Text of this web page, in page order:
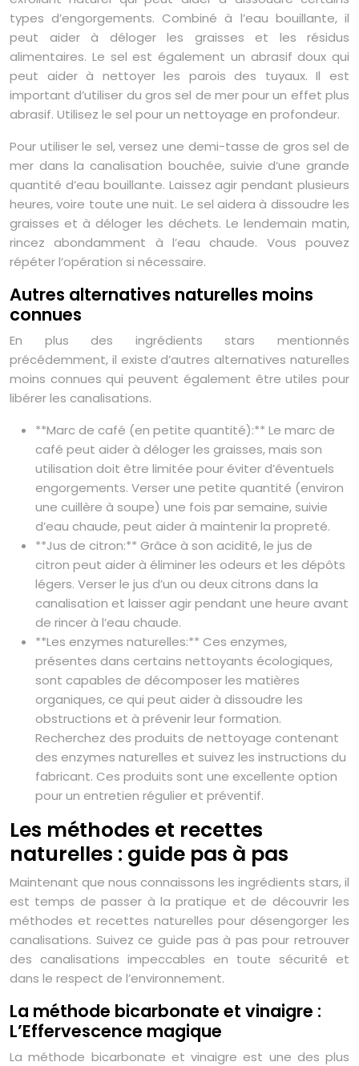
types d’engorgements. Combiné à l’eau bouillante, il
peut aider à déloger les graisses et les résidus
alimentaires. Le sel est également un abrasif doux qui
peut aider à nettoyer les parois des tuyaux. Il est
important d’utiliser du gros sel de mer pour un effet plus
abrasif. Utilisez le sel pour un nettoyage en profondeur.
Pour utiliser le sel, versez une demi-tasse de gros sel de
mer dans la canalisation bouchée, suivie d’une grande
quantité d’eau bouillante. Laissez agir pendant plusieurs
heures, voire toute une nuit. Le sel aidera à dissoudre les
graisses et à déloger les déchets. Le lendemain matin,
rincez abondamment à l’eau chaude. Vous pouvez
répéter l’opération si nécessaire.
Autres alternatives naturelles moins
connues
En plus des ingrédients stars mentionnés
précédemment, il existe d’autres alternatives naturelles
moins connues qui peuvent également être utiles pour
libérer les canalisations.
**Marc de café (en petite quantité):** Le marc de
café peut aider à déloger les graisses, mais son
utilisation doit être limitée pour éviter d’éventuels
engorgements. Verser une petite quantité (environ
une cuillère à soupe) une fois par semaine, suivie
d’eau chaude, peut aider à maintenir la propreté.
**Jus de citron:** Grâce à son acidité, le jus de
citron peut aider à éliminer les odeurs et les dépôts
légers. Verser le jus d’un ou deux citrons dans la
canalisation et laisser agir pendant une heure avant
de rincer à l’eau chaude.
**Les enzymes naturelles:** Ces enzymes,
présentes dans certains nettoyants écologiques,
sont capables de décomposer les matières
organiques, ce qui peut aider à dissoudre les
obstructions et à prévenir leur formation.
Recherchez des produits de nettoyage contenant
des enzymes naturelles et suivez les instructions du
fabricant. Ces produits sont une excellente option
pour un entretien régulier et préventif.
Les méthodes et recettes
naturelles : guide pas à pas
Maintenant que nous connaissons les ingrédients stars, il
est temps de passer à la pratique et de découvrir les
méthodes et recettes naturelles pour désengorger les
canalisations. Suivez ce guide pas à pas pour retrouver
des canalisations impeccables en toute sécurité et
dans le respect de l’environnement.
La méthode bicarbonate et vinaigre :
L’Effervescence magique
La méthode bicarbonate et vinaigre est une des plus